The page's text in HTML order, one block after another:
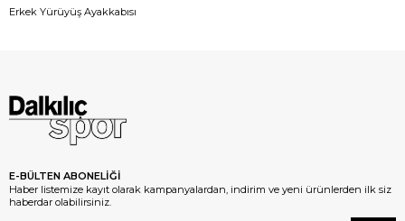
Erkek Yürüyüş Ayakkabısı
E-BÜLTEN ABONELİĞİ
Haber listemize kayıt olarak kampanyalardan, indirim ve yeni ürünlerden ilk siz
haberdar olabilirsiniz.